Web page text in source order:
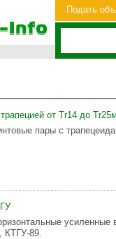
Подать
от Tr14 до
пары с
КТГУ-89.